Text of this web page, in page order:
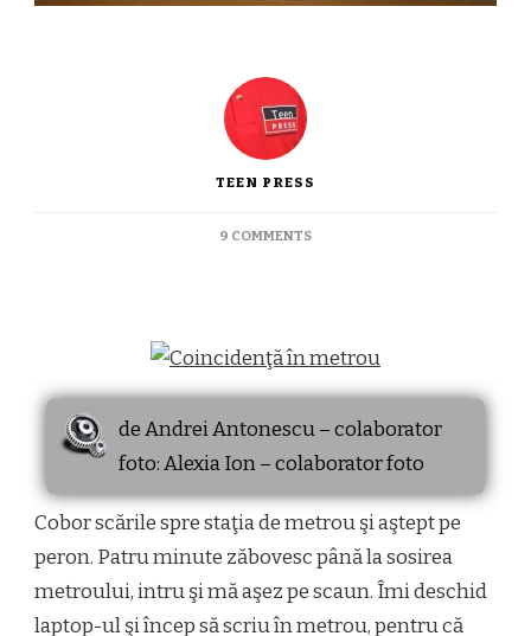
TEEN PRESS
9 COMMENTSON
de Andrei Antonescu – colaborator
foto: Alexia Ion – colaborator foto
Cobor scările spre staţia de metrou şi aştept pe
peron. Patru minute zăbovesc până la sosirea
metroului, intru şi mă aşez pe scaun. Îmi deschid
laptop-ul şi încep să scriu în metrou, pentru că